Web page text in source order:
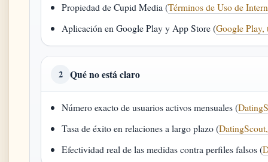
Propiedad de Cupid Media (Términos de Uso de
Aplicación en Google Play y App Store (Google Play,
2 Qué no está claro
Número exacto de usuarios activos mensuales (
Tasa de éxito en relaciones a largo plazo (
Efectividad real de las medidas contra perfiles falsos (